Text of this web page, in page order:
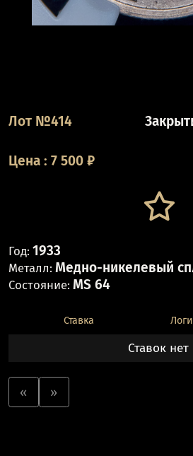
Лот №414
Цена : 7 500 ₽
Год: 1933
Металл: Медно-никелевый
Состояние: MS 64
Ставка
Ставок нет
« »